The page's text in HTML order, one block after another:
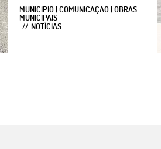
MUNICIPIO | COMUNICAÇÃO | OBRAS
MUNICIPAIS
NOTÍCIAS